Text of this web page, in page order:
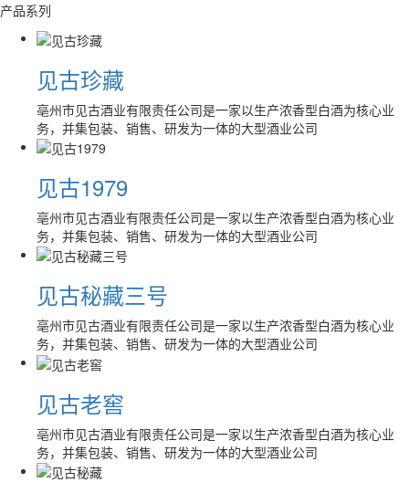
产品系列
见古珍藏
亳州市见古酒业有限责任公司是一家以生产浓香型白酒为核心业
务，并集包装、销售、研发为一体的大型酒业公司
见古1979
亳州市见古酒业有限责任公司是一家以生产浓香型白酒为核心业
务，并集包装、销售、研发为一体的大型酒业公司
见古秘藏三号
亳州市见古酒业有限责任公司是一家以生产浓香型白酒为核心业
务，并集包装、销售、研发为一体的大型酒业公司
见古老窖
亳州市见古酒业有限责任公司是一家以生产浓香型白酒为核心业
务，并集包装、销售、研发为一体的大型酒业公司